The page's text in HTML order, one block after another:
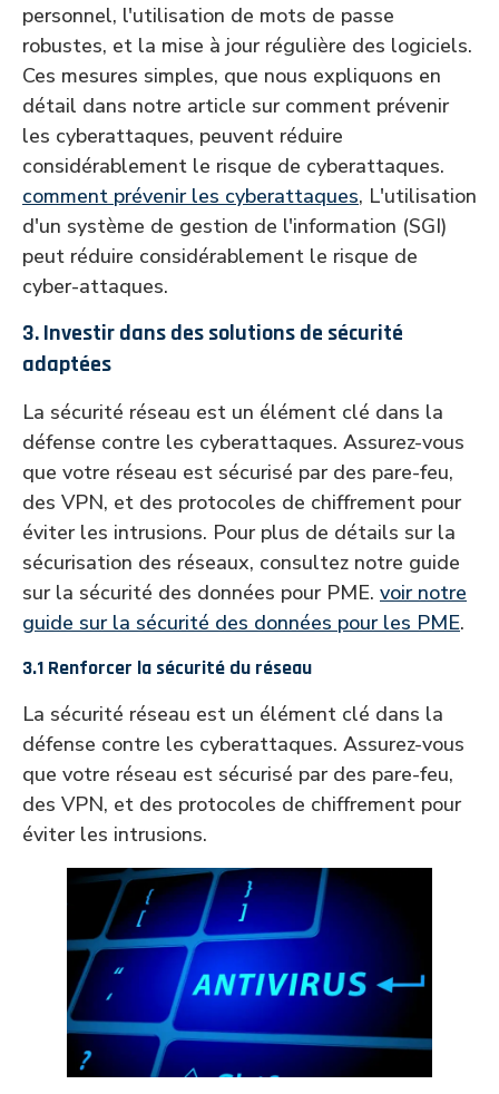
personnel, l'utilisation de mots de passe
robustes, et la mise à jour régulière des logiciels.
Ces mesures simples, que nous expliquons en
détail dans notre article sur comment prévenir
les cyberattaques, peuvent réduire
considérablement le risque de cyberattaques.
comment prévenir les cyberattaques, L'utilisation
d'un système de gestion de l'information (SGI)
peut réduire considérablement le risque de
cyber-attaques.
3. Investir dans des solutions de sécurité
adaptées
La sécurité réseau est un élément clé dans la
défense contre les cyberattaques. Assurez-vous
que votre réseau est sécurisé par des pare-feu,
des VPN, et des protocoles de chiffrement pour
éviter les intrusions. Pour plus de détails sur la
sécurisation des réseaux, consultez notre guide
sur la sécurité des données pour PME. voir notre
guide sur la sécurité des données pour les PME.
3.1 Renforcer la sécurité du réseau
La sécurité réseau est un élément clé dans la
défense contre les cyberattaques. Assurez-vous
que votre réseau est sécurisé par des pare-feu,
des VPN, et des protocoles de chiffrement pour
éviter les intrusions.